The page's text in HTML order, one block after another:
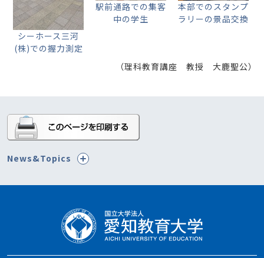
シーホース三河
(株)での握力測定
駅前通路での集客
中の学生
本部でのスタンプ
ラリーの景品交換
（理科教育講座 教授 大鹿聖公）
News&Topics